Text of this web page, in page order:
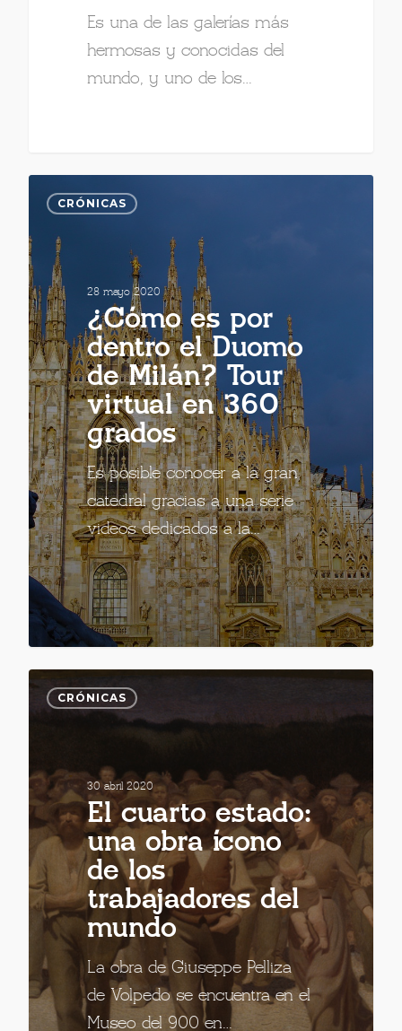
Es una de las galerías más
hermosas y conocidas del
mundo, y uno de los…
CRÓNICAS
28 mayo 2020
¿Cómo es por
dentro el Duomo
de Milán? Tour
virtual en 360
grados
Es posible conocer a la gran
catedral gracias a una serie
videos dedicados a la…
CRÓNICAS
30 abril 2020
El cuarto estado:
una obra ícono
de los
trabajadores del
mundo
La obra de Giuseppe Pelliza
de Volpedo se encuentra en el
Museo del 900 en…